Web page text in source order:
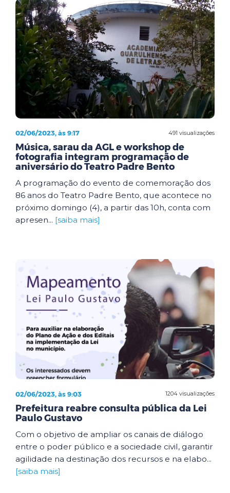
491 visualizações
02/06/2023, às 9:17
Música, sarau da AGL e workshop de
fotografia integram programação de
aniversário do Teatro Padre Bento
A programação do evento de comemoração dos
86 anos do Teatro Padre Bento, que acontece no
próximo domingo (4), a partir das 10h, conta com
apresen... [saiba mais]
1204 visualizações
02/06/2023, às 9:03
Prefeitura reabre consulta pública da Lei
Paulo Gustavo
Com o objetivo de ampliar os canais de diálogo
entre o poder público e a sociedade civil, garantir
agilidade na destinação dos recursos e na elabo...
[saiba mais]